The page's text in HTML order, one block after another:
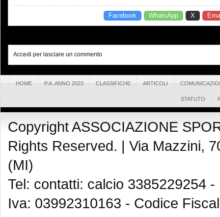
Facebook WhatsApp X
Accedi per lasciare un commento
HOME P.A. ANNO 2023 CLASSIFICHE ARTICOLI
STATUTO
Copyright ASSOCIAZIONE
Rights Reserved. | Via Mazzini,
(MI)
Tel: contatti: calcio 3385229254
Iva: 03992310163 - Codice